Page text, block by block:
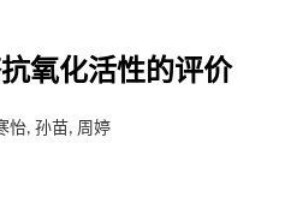
氧化活性的评价
怡, 孙苗, 周婷